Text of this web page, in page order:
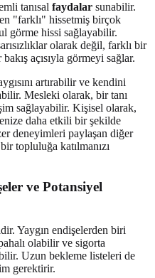
tanısal faydalar sunabilir.
"farklı" hissetmiş birçok
görme hissi sağlayabilir.
olarak değil, farklı bir
açısıyla görmeyi sağlar.
artırabilir ve kendini
Mesleki olarak, bir tanı
sağlayabilir. Kişisel olarak,
daha etkili bir şekilde
deneyimleri paylaşan diğer
topluluğa katılmanızı
ve Potansiyel
Yaygın endişelerden biri
olabilir ve sigorta
Uzun bekleme listeleri de
gerektirir.